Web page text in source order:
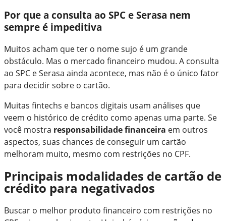
Por que a consulta ao SPC e Serasa nem
sempre é impeditiva
Muitos acham que ter o nome sujo é um grande
obstáculo. Mas o mercado financeiro mudou. A consulta
ao SPC e Serasa ainda acontece, mas não é o único fator
para decidir sobre o cartão.
Muitas fintechs e bancos digitais usam análises que
veem o histórico de crédito como apenas uma parte. Se
você mostra responsabilidade financeira em outros
aspectos, suas chances de conseguir um cartão
melhoram muito, mesmo com restrições no CPF.
Principais modalidades de cartão de
crédito para negativados
Buscar o melhor produto financeiro com restrições no